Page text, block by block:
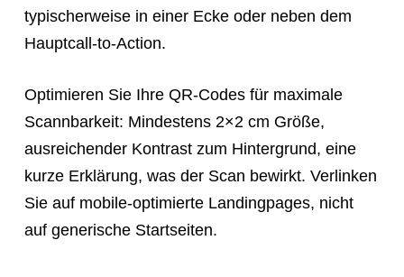
typischerweise in einer Ecke oder neben dem
Hauptcall-to-Action.
Optimieren Sie Ihre QR-Codes für maximale
Scannbarkeit: Mindestens 2×2 cm Größe,
ausreichender Kontrast zum Hintergrund, eine
kurze Erklärung, was der Scan bewirkt. Verlinken
Sie auf mobile-optimierte Landingpages, nicht
auf generische Startseiten.